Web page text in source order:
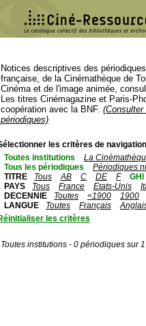
Notices descriptives des
française, de la Cinémathèque de
Cinéma et de l'image animée,
Les titres Cinémagazine et Paris-
coopération avec la BNF.
périodiques)
les critères de
Toutes institutions
La
Tous les périodiques
Périodiques
TITRE
Tous AB C DE F
GHI
PAYS
Tous France Etats-Unis
DECENNIE
Toutes <1900
1900
LANGUE
Toutes Français
les critères
Toutes institutions - 0 périodiques sur